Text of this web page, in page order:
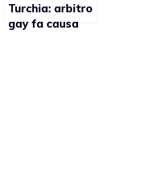
Turchia: arbitro
gay fa causa